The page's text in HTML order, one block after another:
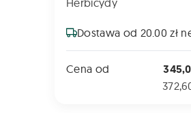
Herbicydy
Dostawa od 20.00 zł
Cena od